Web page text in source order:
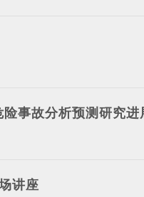
事故分析预测研究进
讲座